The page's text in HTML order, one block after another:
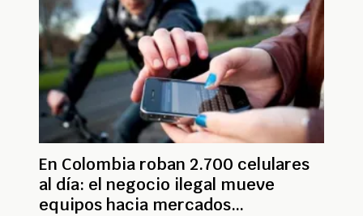
En Colombia roban 2.700 celulares
al día: el negocio ilegal mueve
equipos hacia mercados